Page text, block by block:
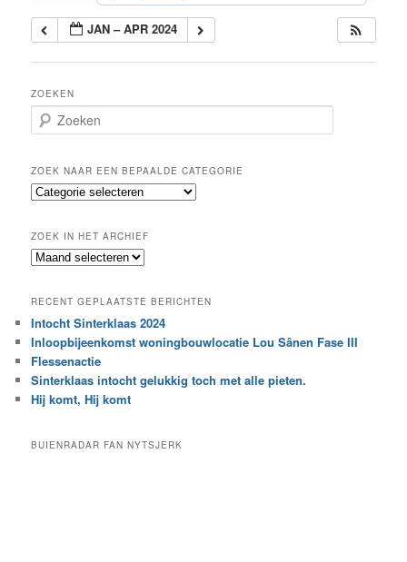
JAN – APR 2024
ZOEKEN
o
k
e
n
ZOEK NAAR EEN BEPAALDE CATEGORIE
Z
k
n
a
e
e
n
b
e
a
ZOEK IN HET ARCHIEF
Z
k
i
n
h
e
t
c
RECENT GEPLAATSTE BERICHTEN
Intocht Sinterklaas 2024
Inloopbijeenkomst woningbouwlocatie Lou Sânen Fase III
Flessenactie
Sinterklaas intocht gelukkig toch met alle pieten.
Hij komt, Hij komt
BUIENRADAR FAN NYTSJERK